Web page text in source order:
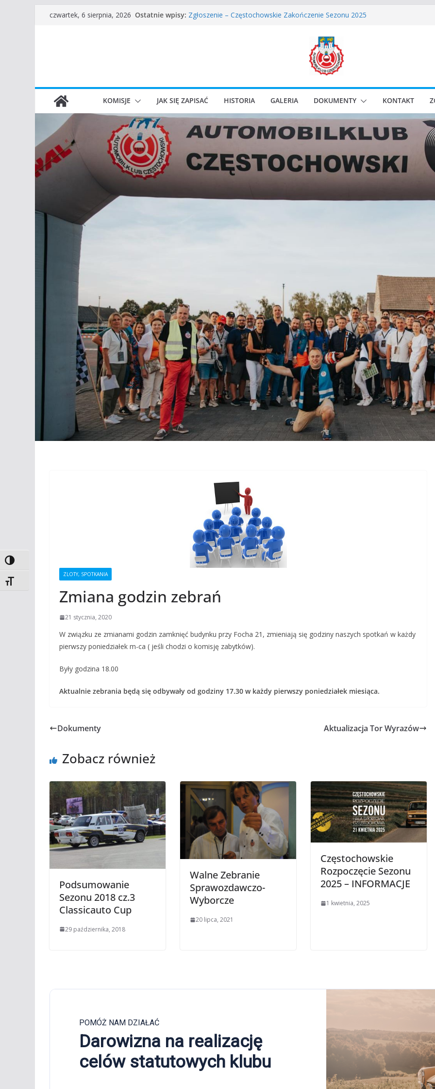
Toggle High Contrast
Toggle Font size
Przejdźczwartek, 6 sierpnia, 2026 Ostatnie wpisy: Częstochowskie Rozpoczęcie Sezonu 2026
Zgłoszenie – Częstochowskie Zakończenie Sezonu 2025
I Gliwicki Classic Sprint o Puchar Prezydenta Miasta Gliwice
KOMISJE JAK SIĘ ZAPISAĆ HISTORIA GALERIA DOKUMENTY KONTAKT
ZLOTY, SPOTKANIA
Zmiana godzin zebrań
21 stycznia, 2020
W związku ze zmianami godzin zamknięć budynku przy Focha 21, zmieniają się godziny naszych spotkań w każdy
pierwszy poniedziałek m-ca ( jeśli chodzi o komisję zabytków).
Były godzina 18.00
Aktualnie zebrania będą się odbywały od godziny 17.30 w każdy pierwszy poniedziałek miesiąca.
Dokumenty Aktualizacja Tor Wyrazów
Zobacz również
Podsumowanie
Sezonu 2018 cz.3
Classicauto Cup
29 października, 2018
Walne Zebranie
Sprawozdawczo-
Wyborcze
20 lipca, 2021
Częstochowskie
Rozpoczęcie Sezonu
2025 – INFORMACJE
1 kwietnia, 2025